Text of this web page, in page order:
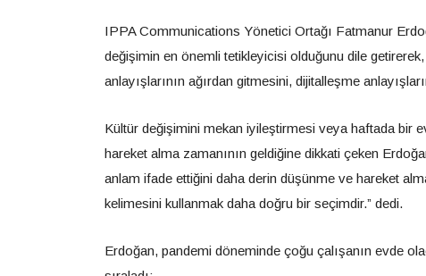
IPPA Communications Yönetici Ortağı Fatmanur
değişimin en önemli tetikleyicisi olduğunu dile
anlayışlarının ağırdan gitmesini, dijitalleşme
Kültür değişimini mekan iyileştirmesi veya haftada bir
hareket alma zamanının geldiğine dikkati çeken
anlam ifade ettiğini daha derin düşünme ve hareket
kelimesini kullanmak daha doğru bir seçimdir.” dedi.
Erdoğan, pandemi döneminde çoğu çalışanın evde